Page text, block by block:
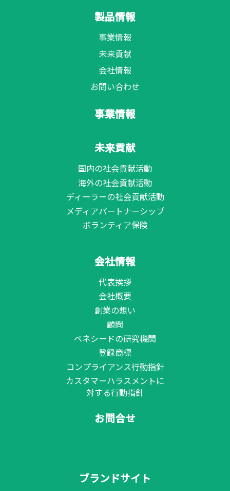
製品情報
事業情報
未来貢献
会社情報
お問い合わせ
事業情報
未来貢献
国内の社会貢献活動
海外の社会貢献活動
ディーラーの社会貢献活動
メディアパートナーシップ
ボランティア保険
会社情報
代表挨拶
会社概要
創業の想い
顧問
ベネシードの研究機関
登録商標
コンプライアンス行動指針
カスタマーハラスメントに
対する行動指針
お問合せ
ブランドサイト